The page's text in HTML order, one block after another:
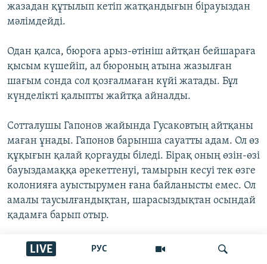
РУС
LIVE
жазадан құтылып кетіп жатқандығын бірауыздан
мәлімдейді.
Одан қалса, бюроға арыз-өтініш айтқан бейшараға
қысым күшейіп, ал бюроның атына жазылған
шағым сонда сол қозғалмаған күйі жатады. Бұл
күнделікті қалыпты жайтқа айналды.
Сотталушы Гапонов жайында Гусаковтың айтқаны
маған ұнады. Гапонов барынша сауатты адам. Ол өз
құқығын қалай қорғауды біледі. Бірақ оның өзін-өзі
бауыздамаққа әрекеттенуі, тамырын кесуі тек өзге
колонияға ауыстырумен ғана байланысты емес. Ол
амалы таусылғандықтан, шарасыздықтан осындай
қадамға барып отыр.
Ол кезінде Ибраеваға жіберген іс материалдарын
еркіндікке бере алмайды. Ол түрме басшылығына